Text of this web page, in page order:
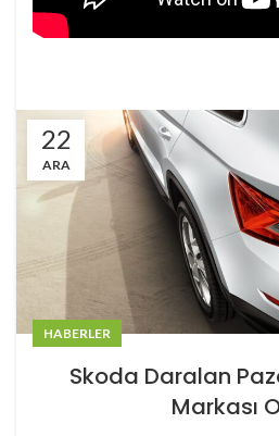
22
ARA
HABERLER
Skoda Daralan
Markası